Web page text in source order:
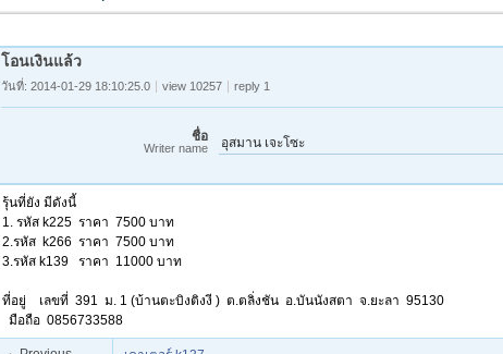
โอนเงินแล้ว
วันที่: 2014-01-29 18:10:25.0 view 10257 reply 1
ชื่อ
Writer name อุสมาน เจะโซะ
รุ้นที่ยัง มีดังนี้
1. รหัส k225 ราคา 7500 บาท
2.รหัส k266 ราคา 7500 บาท
3.รหัส k139 ราคา 11000 บาท
ที่อยู่ เลขที่ 391 ม. 1 (บ้านตะบิงติงงี ) ต.ตลิ่งชัน อ.บันนังสตา จ.ยะลา 95130
มือถือ 0856733588